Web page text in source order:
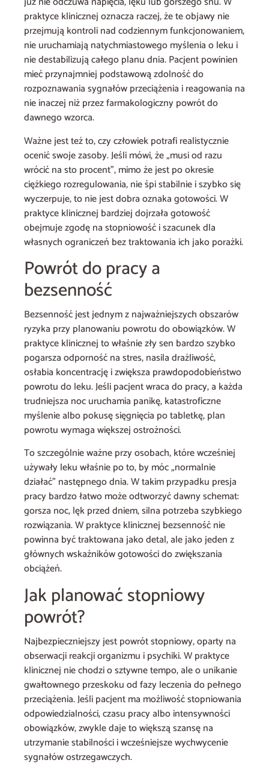
praktyce klinicznej oznacza raczej, że te objawy nie
przejmują kontroli nad codziennym funkcjonowaniem,
nie uruchamiają natychmiastowego myślenia o leku i
nie destabilizują całego planu dnia. Pacjent powinien
mieć przynajmniej podstawową zdolność do
rozpoznawania sygnałów przeciążenia i reagowania na
nie inaczej niż przez farmakologiczny powrót do
dawnego wzorca.
Ważne jest też to, czy człowiek potrafi realistycznie
ocenić swoje zasoby. Jeśli mówi, że „musi od razu
wrócić na sto procent”, mimo że jest po okresie
ciężkiego rozregulowania, nie śpi stabilnie i szybko się
wyczerpuje, to nie jest dobra oznaka gotowości. W
praktyce klinicznej bardziej dojrzała gotowość
obejmuje zgodę na stopniowość i szacunek dla
własnych ograniczeń bez traktowania ich jako porażki.
Powrót do pracy a
bezsenność
Bezsenność jest jednym z najważniejszych obszarów
ryzyka przy planowaniu powrotu do obowiązków. W
praktyce klinicznej to właśnie zły sen bardzo szybko
pogarsza odporność na stres, nasila drażliwość,
osłabia koncentrację i zwiększa prawdopodobieństwo
powrotu do leku. Jeśli pacjent wraca do pracy, a każda
trudniejsza noc uruchamia panikę, katastroficzne
myślenie albo pokusę sięgnięcia po tabletkę, plan
powrotu wymaga większej ostrożności.
To szczególnie ważne przy osobach, które wcześniej
używały leku właśnie po to, by móc „normalnie
działać” następnego dnia. W takim przypadku presja
pracy bardzo łatwo może odtworzyć dawny schemat:
gorsza noc, lęk przed dniem, silna potrzeba szybkiego
rozwiązania. W praktyce klinicznej bezsenność nie
powinna być traktowana jako detal, ale jako jeden z
głównych wskaźników gotowości do zwiększania
obciążeń.
Jak planować stopniowy
powrót?
Najbezpieczniejszy jest powrót stopniowy, oparty na
obserwacji reakcji organizmu i psychiki. W praktyce
klinicznej nie chodzi o sztywne tempo, ale o unikanie
gwałtownego przeskoku od fazy leczenia do pełnego
przeciążenia. Jeśli pacjent ma możliwość stopniowania
odpowiedzialności, czasu pracy albo intensywności
obowiązków, zwykle daje to większą szansę na
utrzymanie stabilności i wcześniejsze wychwycenie
sygnałów ostrzegawczych.